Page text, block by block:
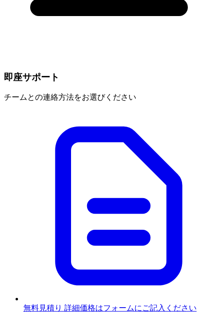
即座サポート
チームとの連絡方法をお選びください
無料見積り 詳細価格はフォームにご記入ください